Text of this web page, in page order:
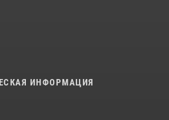
ИНФОРМАЦИЯ